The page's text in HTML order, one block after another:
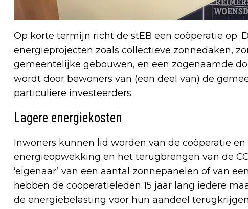
Op korte termijn richt de stEB een coöperatie op.
energieprojecten zoals collectieve zonnedaken,
gemeentelijke gebouwen, en een zogenaamde
wordt door bewoners van (een deel van) de
particuliere investeerders.
Lagere energiekosten
Inwoners kunnen lid worden van de coöperatie
energieopwekking en het terugbrengen van de
‘eigenaar’ van een aantal zonnepanelen of van
hebben de coöperatieleden 15 jaar lang iedere
de energiebelasting voor hun aandeel